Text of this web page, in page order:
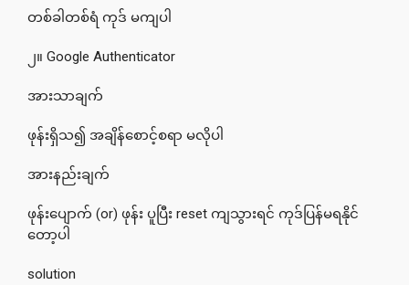
တစ်ခါတစ်ရံ ကုဒ် မကျပါ
၂။ Google Authenticator
အားသာချက်
ဖုန်းရှိသ၍ အချိန်စောင့်စရာ မလိုပါ
အားနည်းချက်
ဖုန်းပျောက် (or) ဖုန်း ပူပြီး reset ကျသွားရင် ကုဒ်ပြန်မရနိုင်
တော့ပါ
solution